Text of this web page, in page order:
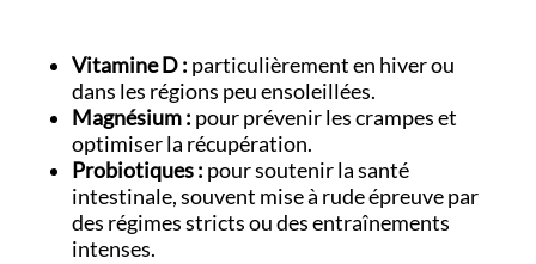
Vitamine D : particulièrement en hiver ou
dans les régions peu ensoleillées.
Magnésium : pour prévenir les crampes et
optimiser la récupération.
Probiotiques : pour soutenir la santé
intestinale, souvent mise à rude épreuve par
des régimes stricts ou des entraînements
intenses.